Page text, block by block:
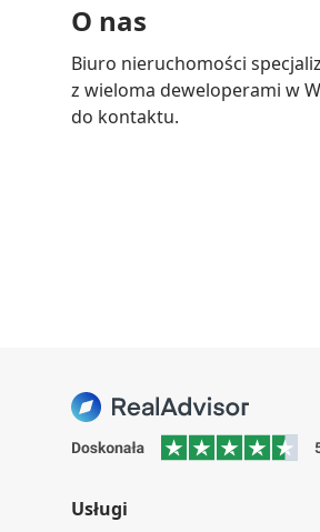
O nas
Biuro nieruchomości
z wieloma deweloperami w
do kontaktu.
Usługi